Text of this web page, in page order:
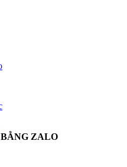
ZALO